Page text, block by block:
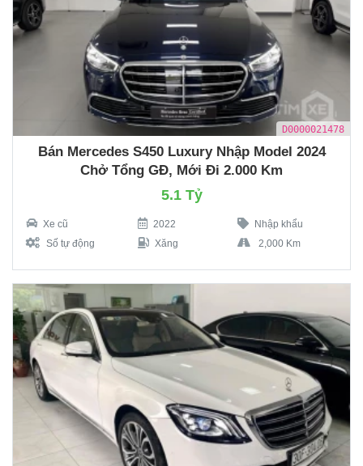
D0000021478
Bán Mercedes S450 Luxury Nhập Model 2024
Chở Tổng GĐ, Mới Đi 2.000 Km
5.1 Tỷ
Xe cũ 2022
Nhập khẩu
Số tự động
Xăng 2,000 Km